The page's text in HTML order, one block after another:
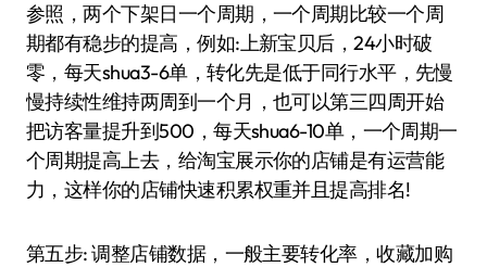
参照，两个下架日一个周期，一个周期比较一个周
期都有稳步的提高，例如:上新宝贝后，24小时破
零，每天shua3-6单，转化先是低于同行水平，先慢
慢持续性维持两周到一个月，也可以第三四周开始
把访客量提升到500，每天shua6-10单，一个周期一
个周期提高上去，给淘宝展示你的店铺是有运营能
力，这样你的店铺快速积累权重并且提高排名!
第五步: 调整店铺数据，一般主要转化率，收藏加购